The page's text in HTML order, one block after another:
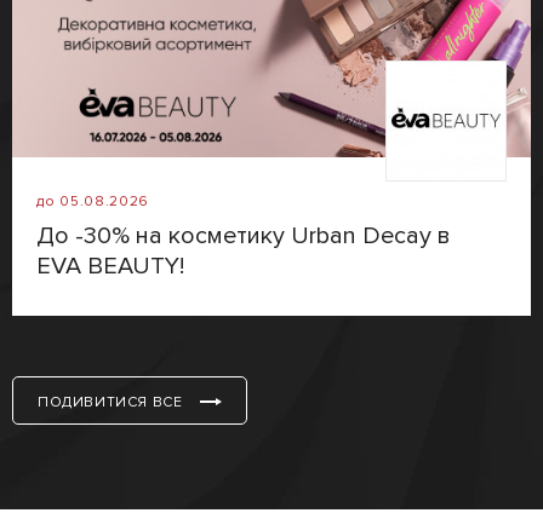
до 05.08.2026
До -30% на косметику Urban Decay в
EVA BEAUTY!
ПОДИВИТИСЯ ВСЕ